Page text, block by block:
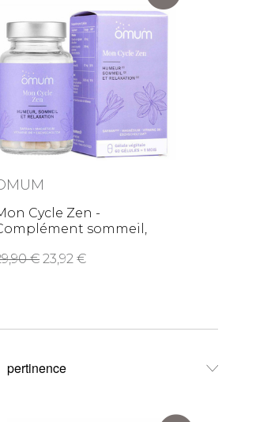
Cycle Zen -
sommeil,
23,92